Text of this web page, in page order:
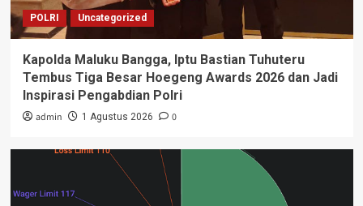
POLRI Uncategorized
Kapolda Maluku Bangga, Iptu Bastian Tuhuteru
Tembus Tiga Besar Hoegeng Awards 2026 dan Jadi
Inspirasi Pengabdian Polri
admin 1 Agustus 2026 0